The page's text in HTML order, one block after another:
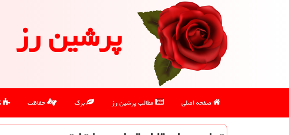
پرشین رز
صفحه اصلی مطالب پرشین رز برگ حفاظت